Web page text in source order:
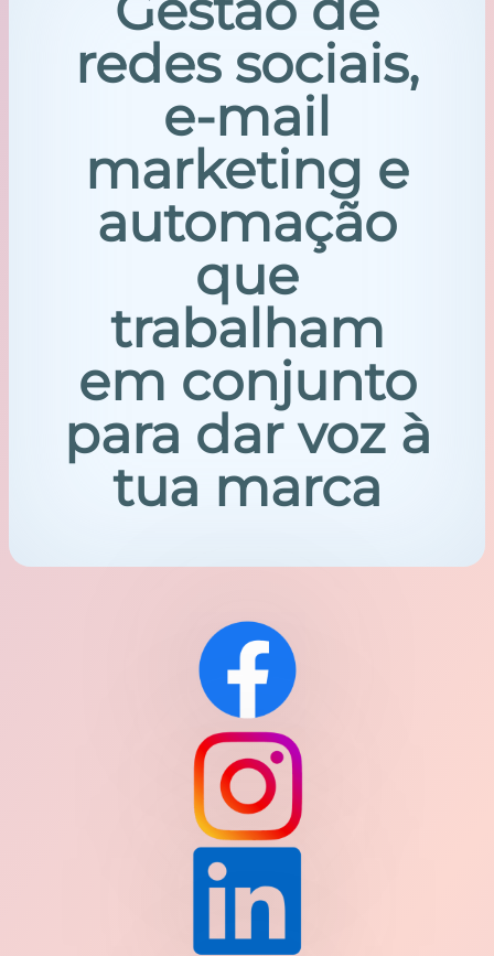
redes sociais,
e-mail
marketing e
automação
que
trabalham
em conjunto
para dar voz à
tua marca